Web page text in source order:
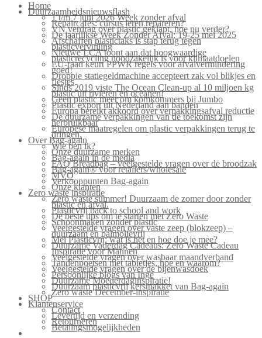
Home
Duurzaamheidsnieuwsflash
1 t/m 7 juni 2026 Week zonder afval
Repaircafés: cursus leren repareren?
VN verdrag over plastic geklapt, hoe nu verder?
De jaarlijkse Week Zonder Afval: 19-25 mei 2025
Afschaffen plastictaks is stap terug tegen
plasticvervuiling
Nieuwe LCA toont aan dat hoogwaardige
plasticrecycling noodzakelijk is voor klimaatdoelen
EU-raad keurt PPWR regels voor afvalvermindering
goed!
Droppie statiegeldmachine accepteert zak vol blikjes en
flesjes
Sinds 2019 viste The Ocean Clean-up al 10 miljoen kg
plastic uit rivieren en oceanen!
Geen plastic meer om komkommers bij Jumbo
Plastic export uit Nederland aan banden
Europa bereikt akkoord over verpakkingsafval reductie
De duurzame verpakkingen van de toekomst zijn
herbruikbaar
Europese maatregelen om plastic verpakkingen terug te
dringen.
Over Bag-again
Wie ben ik?
Onze duurzame merken
Bag-again in de media
FAQ Breadbag – veelgestelde vragen over de broodzak
Bag-again® voor retailers/wholesale
MVO
Verkooppunten Bag-again
Onze klanten
Zero waste inspiratie
Zero waste summer! Duurzaam de zomer door zonder
plastic en afval.
Plasticvrij back to school and work
De beste tips om te starten met Zero Waste
Schoonmaken zonder plastic
Veelgestelde vragen over vaste zeep (blokzeep) –
duurzaam en palmolievrij
Mei Plasticvrij: wat is het en hoe doe je mee?
Duurzame Vaderdag Cadeaus: Zero Waste Cadeau
Inspiratie voor Mannen
Veelgestelde vragen over wasbaar maandverband
Tandenpoetsen met tabletjes, hoe en waarom?
Veelgestelde vragen over de bijenwasdoek
Persoonlijke blogs van Inge
Duurzame Moederdaginspiratie!
Duurzaam plasticvrij kerstpakket van Bag-again
Zero waste December-inspiratie
SHOP
Klantenservice
Contact
Levertijd en verzending
Retourneren
Betalingsmogelijkheden